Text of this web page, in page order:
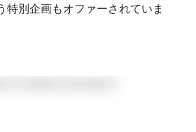
特別企画もオファーされていま